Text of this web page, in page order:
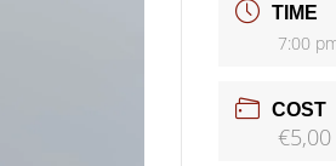
TIME
7:00
COST
€5,00